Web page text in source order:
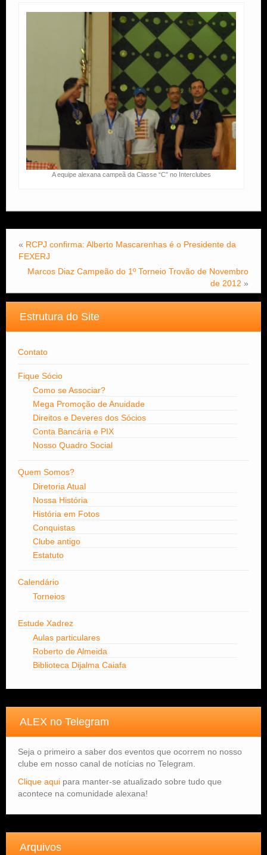
A equipe alexana campeã da Classe “C” no Interclubes
« RCPJ confirma: Alberto Mascarenhas é o Presidente da
FEXERJ
Marcos Diaz Campeão do 1º Torneio Trovão de Novembro
de 2012 »
Estrutura do Site
Contato
Fique Sócio
Como se Associar?
Mega Promoção de Anuidade
Direitos e Deveres dos Sócios
Conta Bancária e PIX
Nosso Quadro Social
Quem Somos?
Diretoria Atual
Nossa História
História em Fotos
Conquistas
Clube antigo
Estatuto
Calendário
Torneios
Estude Xadrez
Aulas particulares
Roberto de Almeida
Biblioteca Dijalma Caiafa
ALEX no Telegram
Seja o primeiro a saber dos eventos que ocorrem no nosso
clube em nosso canal de notícias no Telegram.
Clique aqui para manter-se atualizado sobre tudo que
acontece na comunidade alexana!
Arquivos